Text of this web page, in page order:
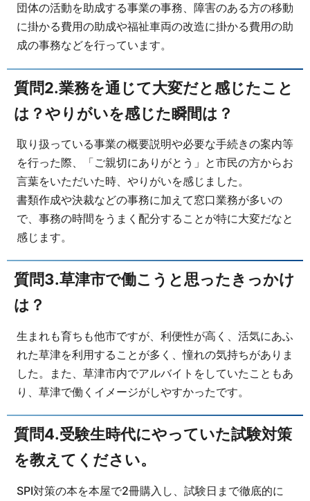
団体の活動を助成する事業の事務、障害のある方の移動
に掛かる費用の助成や福祉車両の改造に掛かる費用の助
成の事務などを行っています。
質問2.業務を通じて大変だと感じたこと
は？やりがいを感じた瞬間は？
取り扱っている事業の概要説明や必要な手続きの案内等
を行った際、「ご親切にありがとう」と市民の方からお
言葉をいただいた時、やりがいを感じました。
書類作成や決裁などの事務に加えて窓口業務が多いの
で、事務の時間をうまく配分することが特に大変だなと
感じます。
質問3.草津市で働こうと思ったきっかけ
は？
生まれも育ちも他市ですが、利便性が高く、活気にあふ
れた草津を利用することが多く、憧れの気持ちがありま
した。また、草津市内でアルバイトをしていたこともあ
り、草津で働くイメージがしやすかったです。
質問4.受験生時代にやっていた試験対策
を教えてください。
SPI対策の本を本屋で2冊購入し、試験日まで徹底的に